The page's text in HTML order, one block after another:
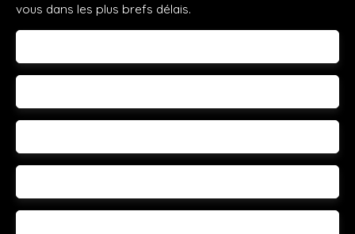
vous dans les plus brefs délais.